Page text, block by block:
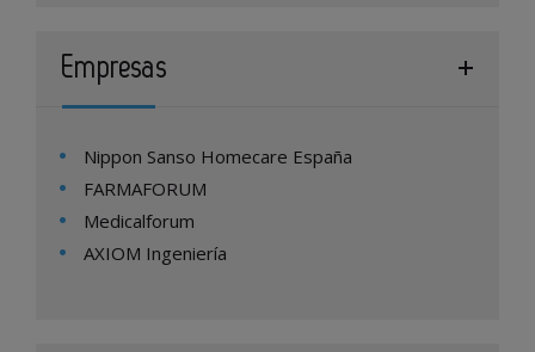
Empresas
Nippon Sanso Homecare España
FARMAFORUM
Medicalforum
AXIOM Ingeniería